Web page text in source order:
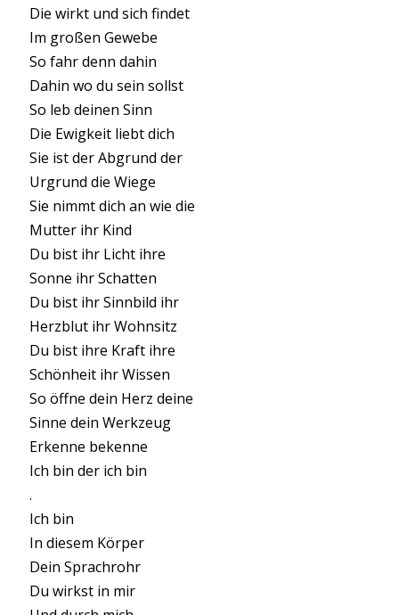
Die wirkt und sich findet
Im großen Gewebe
So fahr denn dahin
Dahin wo du sein sollst
So leb deinen Sinn
Die Ewigkeit liebt dich
Sie ist der Abgrund der
Urgrund die Wiege
Sie nimmt dich an wie die
Mutter ihr Kind
Du bist ihr Licht ihre
Sonne ihr Schatten
Du bist ihr Sinnbild ihr
Herzblut ihr Wohnsitz
Du bist ihre Kraft ihre
Schönheit ihr Wissen
So öffne dein Herz deine
Sinne dein Werkzeug
Erkenne bekenne
Ich bin der ich bin
.
Ich bin
In diesem Körper
Dein Sprachrohr
Du wirkst in mir